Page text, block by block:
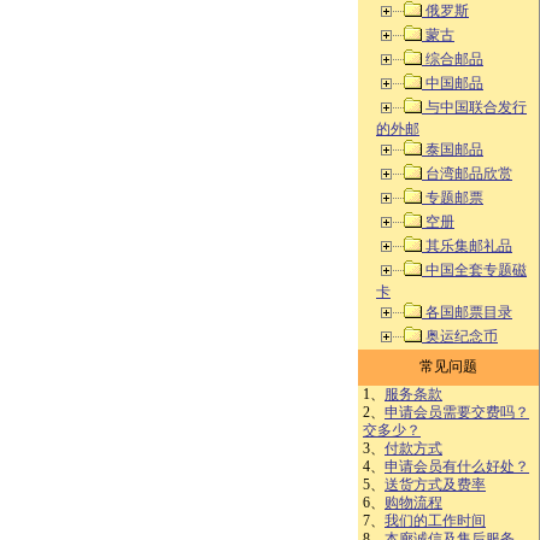
俄罗斯
蒙古
综合邮品
中国邮品
与中国联合发行
的外邮
泰国邮品
台湾邮品欣赏
专题邮票
空册
其乐集邮礼品
中国全套专题磁
卡
各国邮票目录
奥运纪念币
常见问题
1、 服务条款
2、 申请会员需要交费吗？
交多少？
3、 付款方式
4、 申请会员有什么好处？
5、 送货方式及费率
6、 购物流程
7、 我们的工作时间